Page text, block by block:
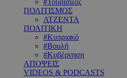
#Τουρισμός
ΠΟΛΙΤΙΣΜΟΣ
ΑΤΖΕΝΤΑ
ΠΟΛΙΤΙΚΗ
#Κυπριακό
#Βουλή
#Κυβέρνηση
ΑΠΟΨΕΙΣ
VIDEOS & PODCASTS